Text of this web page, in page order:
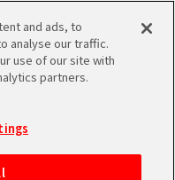
スケジュール 検索
の登録について
and ads, to
analyse our traffic.
use of our site with
partners.